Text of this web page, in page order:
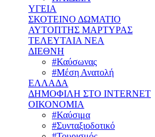
ΥΓΕΙΑ
ΣΚΟΤΕΙΝΟ ΔΩΜΑΤΙΟ
ΑΥΤΟΠΤΗΣ ΜΑΡΤΥΡΑΣ
ΤΕΛΕΥΤΑΙΑ ΝΕΑ
ΔΙΕΘΝΗ
#Καύσωνας
#Μέση Ανατολή
ΕΛΛΑΔΑ
ΔΗΜΟΦΙΛΗ ΣΤΟ INTERNET
ΟΙΚΟΝΟΜΙΑ
#Καύσιμα
#Συνταξιοδοτικό